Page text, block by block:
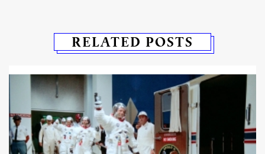
RELATED POSTS